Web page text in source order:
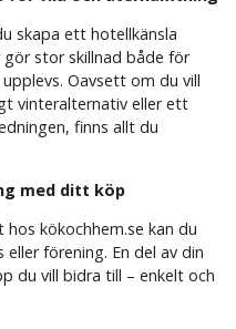
skapa ett hotellkänsla
stor skillnad både för
Oavsett om du vill
vinteralternativ eller ett
finns allt du
med ditt köp
kökochhem.se kan du
förening. En del av din
du vill bidra till – enkelt och